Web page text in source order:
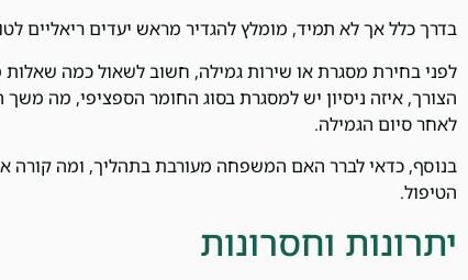
בדרך כלל אך לא תמיד, מומלץ להגדיר מראש יעדים ריאליים
הצורך, איזה ניסיון יש למסגרת בסוג החומר הספציפי, מה
לאחר סיום הגמילה.
בנוסף, כדאי לברר האם המשפחה מעורבת בתהליך, ומה קורה
הטיפול.
יתרונות וחסרונות